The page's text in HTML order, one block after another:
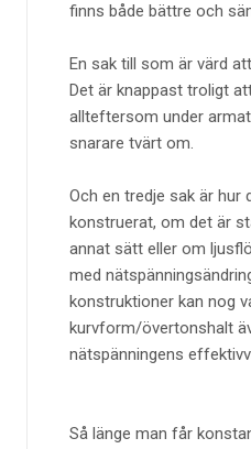
finns både bättre och
En sak till som är värd
Det är knappast troligt
allteftersom under
snarare tvärt om.
Och en tredje sak är hur
konstruerat, om det är
annat sätt eller om
med
konstruktioner kan nog
kurvform/övertonshalt
nätspänningens
Så länge man får